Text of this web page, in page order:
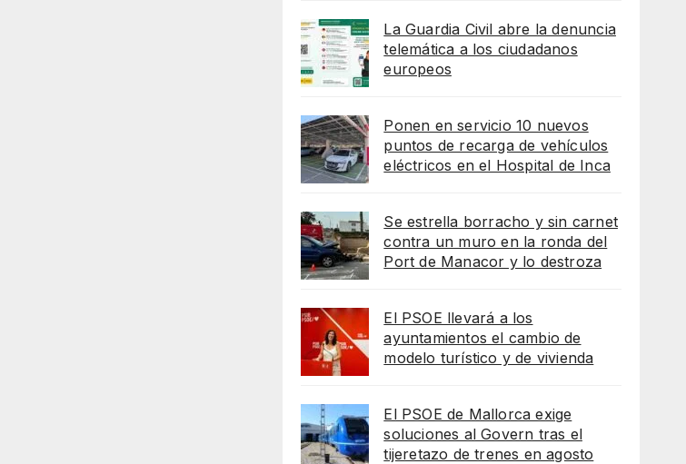
La Guardia Civil abre la denuncia
telemática a los ciudadanos
europeos
Ponen en servicio 10 nuevos
puntos de recarga de vehículos
eléctricos en el Hospital de Inca
Se estrella borracho y sin carnet
contra un muro en la ronda del
Port de Manacor y lo destroza
El PSOE llevará a los
ayuntamientos el cambio de
modelo turístico y de vivienda
El PSOE de Mallorca exige
soluciones al Govern tras el
tijeretazo de trenes en agosto